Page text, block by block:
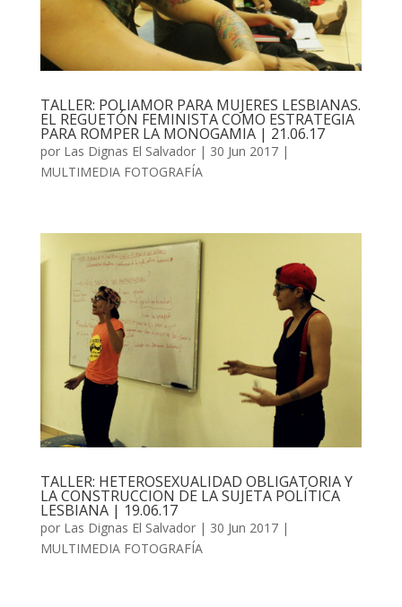
TALLER: POLIAMOR PARA MUJERES LESBIANAS.
EL REGUETÓN FEMINISTA COMO ESTRATEGIA
PARA ROMPER LA MONOGAMIA | 21.06.17
por Las Dignas El Salvador| 30 Jun 2017|
MULTIMEDIA FOTOGRAFÍA
TALLER: HETEROSEXUALIDAD OBLIGATORIA Y
LA CONSTRUCCION DE LA SUJETA POLÍTICA
LESBIANA | 19.06.17
por Las Dignas El Salvador| 30 Jun 2017|
MULTIMEDIA FOTOGRAFÍA